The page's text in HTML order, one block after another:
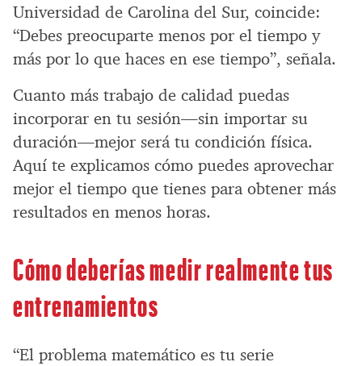
Universidad de Carolina del Sur, coincide:
“Debes preocuparte menos por el tiempo y
más por lo que haces en ese tiempo”, señala.
Cuanto más trabajo de calidad puedas
incorporar en tu sesión—sin importar su
duración—mejor será tu condición física.
Aquí te explicamos cómo puedes aprovechar
mejor el tiempo que tienes para obtener más
resultados en menos horas.
Cómo deberías medir realmente tus
entrenamientos
“El problema matemático es tu serie